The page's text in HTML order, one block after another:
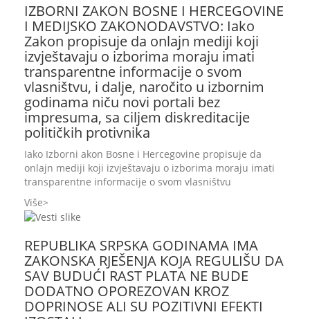
IZBORNI ZAKON BOSNE I HERCEGOVINE
I MEDIJSKO ZAKONODAVSTVO: Iako
Zakon propisuje da onlajn mediji koji
izvještavaju o izborima moraju imati
transparentne informacije o svom
vlasništvu, i dalje, naročito u izbornim
godinama niču novi portali bez
impresuma, sa ciljem diskreditacije
političkih protivnika
Iako Izborni akon Bosne i Hercegovine propisuje da
onlajn mediji koji izvještavaju o izborima moraju imati
transparentne informacije o svom vlasništvu
Više
REPUBLIKA SRPSKA GODINAMA IMA
ZAKONSKA RJEŠENJA KOJA REGULIŠU DA
SAV BUDUĆI RAST PLATA NE BUDE
DODATNO OPOREZOVAN KROZ
DOPRINOSE ALI SU POZITIVNI EFEKTI